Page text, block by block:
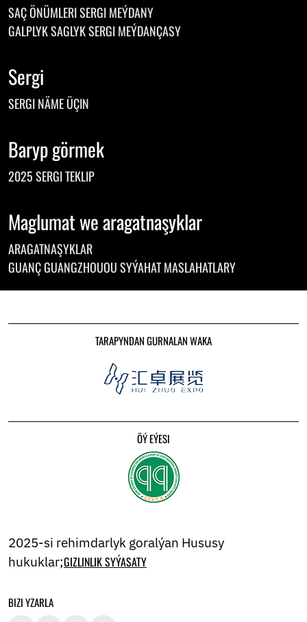
SAÇ ÖNÜMLERI SERGI MEÝDANY
GALPLYK SAGLYK SERGI MEÝDANÇASY
Sergi
SERGI NÄME ÜÇIN
Baryp görmek
2025 SERGI TEKLIP
Maglumat we aragatnaşyklar
ARAGATNAŞYKLAR
GUANÇ GUANGZHOUOU SYÝAHAT MASLAHATLARY
TARAPYNDAN GURNALAN WAKA
ÖÝ EÝESI
2025-si rehimdarlyk goralýan Hususy
hukuklar;GIZLINLIK SYÝASATY
BIZI YZARLA